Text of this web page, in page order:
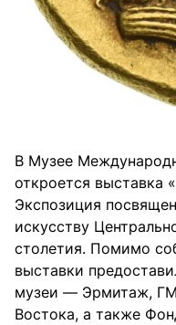
В Музее
откроется выставка
Экспозиция
искусству
столетия. Помимо
выставки
музеи — Эрмитаж,
Востока, а также